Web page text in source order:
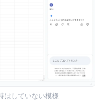
はしていない模様